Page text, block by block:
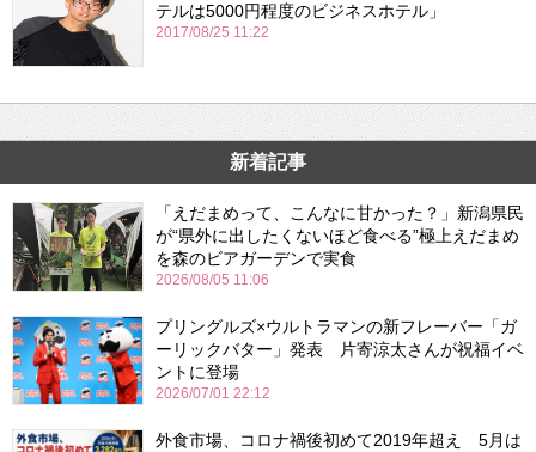
テルは5000円程度のビジネスホテル」
2017/08/25 11:22
新着記事
「えだまめって、こんなに甘かった？」新潟県民
が“県外に出したくないほど食べる”極上えだまめ
を森のビアガーデンで実食
2026/08/05 11:06
プリングルズ×ウルトラマンの新フレーバー「ガ
ーリックバター」発表 片寄涼太さんが祝福イベ
ントに登場
2026/07/01 22:12
外食市場、コロナ禍後初めて2019年超え 5月は